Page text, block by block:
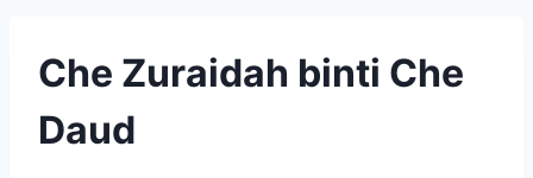
Che Zuraidah binti Che
Daud